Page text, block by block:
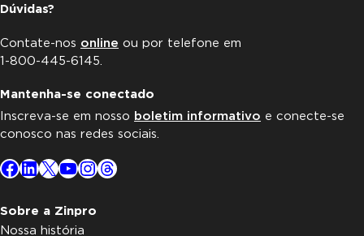
Dúvidas?
Contate-nos online ou por telefone em
1-800-445-6145.
Mantenha-se conectado
Inscreva-se em nosso boletim informativo e conecte-se
conosco nas redes sociais.
Facebook
LinkedIn
X YouTube
Instagram
Threads
Sobre a Zinpro
Nossa história